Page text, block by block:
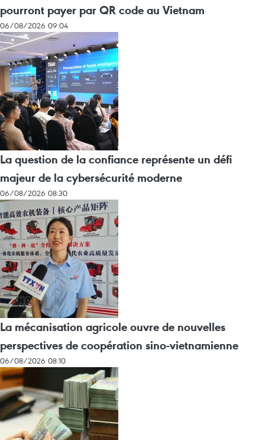
pourront payer par QR code au Vietnam
06/08/2026 09:04
La question de la confiance représente un défi
majeur de la cybersécurité moderne
06/08/2026 08:30
La mécanisation agricole ouvre de nouvelles
perspectives de coopération sino-vietnamienne
06/08/2026 08:10